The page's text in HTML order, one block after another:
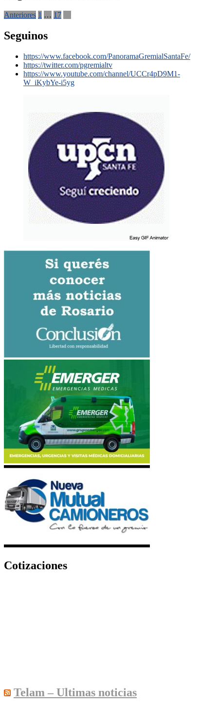
Anteriores 1 … 17
Seguinos
https://www.facebook.com/PanoramaGremialSantaFe/
https://twitter.com/pgremialtv
https://www.youtube.com/channel/UCCr4pD9M1-
W_iKybYe-i5yg
Cotizaciones
Telam – Ultimas noticias